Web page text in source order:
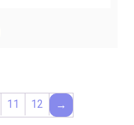
11 12 →